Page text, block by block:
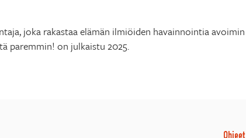
joka rakastaa elämän ilmiöiden havainnointia avoimin
paremmin! on julkaistu 2025.
Ohjeet